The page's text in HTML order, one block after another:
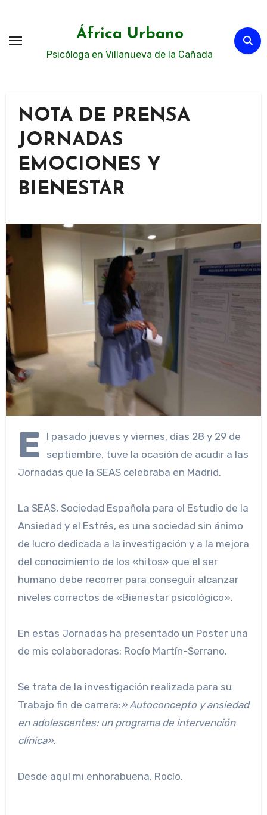
contenido
África Urbano
Psicóloga en Villanueva de la Cañada
NOTA DE PRENSA
JORNADAS
EMOCIONES Y
BIENESTAR
E
l pasado jueves y viernes, días 28 y 29 de
septiembre, tuve la ocasión de acudir a las
Jornadas que la SEAS celebraba en Madrid.
La SEAS, Sociedad Española para el Estudio de la
Ansiedad y el Estrés, es una sociedad sin ánimo
de lucro dedicada a la investigación y a la mejora
del conocimiento de los «hitos» que el ser
humano debe recorrer para conseguir alcanzar
niveles correctos de «Bienestar psicológico».
En estas Jornadas ha presentado un Poster una
de mis colaboradoras: Rocío Martín-Serrano.
Se trata de la investigación realizada para su
Trabajo fin de carrera:» Autoconcepto y ansiedad
en adolescentes: un programa de intervención
clínica».
Desde aquí mi enhorabuena, Rocío.